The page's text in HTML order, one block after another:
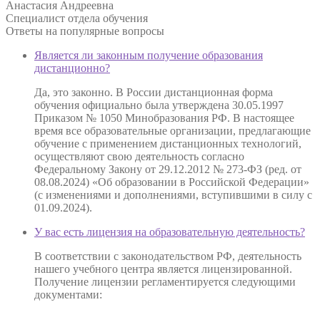
Анастасия Андреевна
Специалист отдела обучения
Ответы на популярные вопросы
Является ли законным получение образования
дистанционно?
Да, это законно. В России дистанционная форма
обучения официально была утверждена 30.05.1997
Приказом № 1050 Минобразования РФ. В настоящее
время все образовательные организации, предлагающие
обучение с применением дистанционных технологий,
осуществляют свою деятельность согласно
Федеральному Закону от 29.12.2012 № 273-ФЗ (ред. от
08.08.2024) «Об образовании в Российской Федерации»
(с изменениями и дополнениями, вступившими в силу с
01.09.2024).
У вас есть лицензия на образовательную деятельность?
В соответствии с законодательством РФ, деятельность
нашего учебного центра является лицензированной.
Получение лицензии регламентируется следующими
документами: